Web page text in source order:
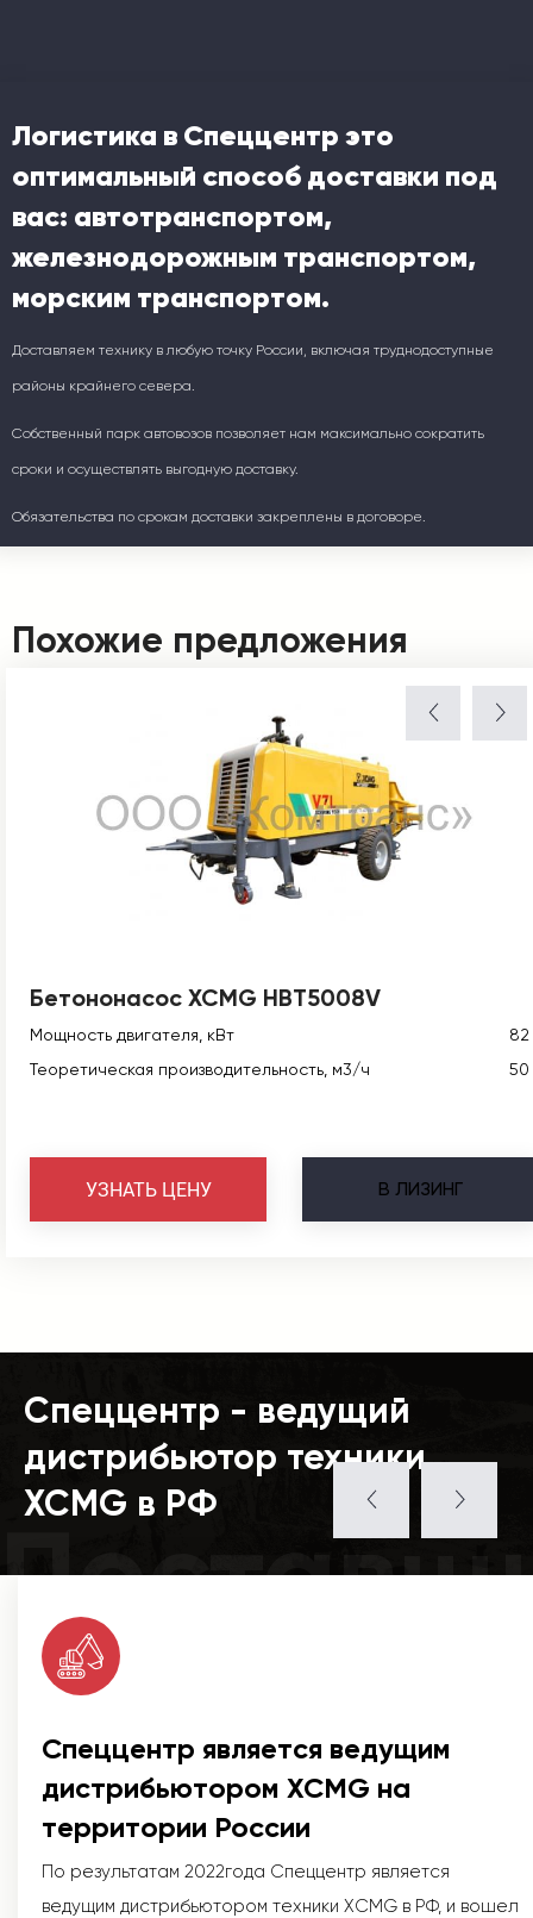
Логистика в Спеццентр это
оптимальный способ доставки под
вас: автотранспортом,
железнодорожным транспортом,
морским транспортом.
Доставляем технику в любую точку России, включая труднодоступные
районы крайнего севера.
Собственный парк автовозов позволяет нам максимально сократить
сроки и осуществлять выгодную доставку.
Обязательства по срокам доставки закреплены в договоре.
Похожие предложения
Бетононасос XCMG HBT5008V
Мощность двигателя, кВт
82
Теоретическая производительность, м3/ч
50
В ЛИЗИНГ
УЗНАТЬ ЦЕНУ
Спеццентр - ведущий
дистрибьютор техники
XCMG в РФ
Спеццентр является ведущим
дистрибьютором XCMG на
территории России
По результатам 2022года Спеццентр является
ведущим дистрибьютором техники XCMG в РФ, и вошел